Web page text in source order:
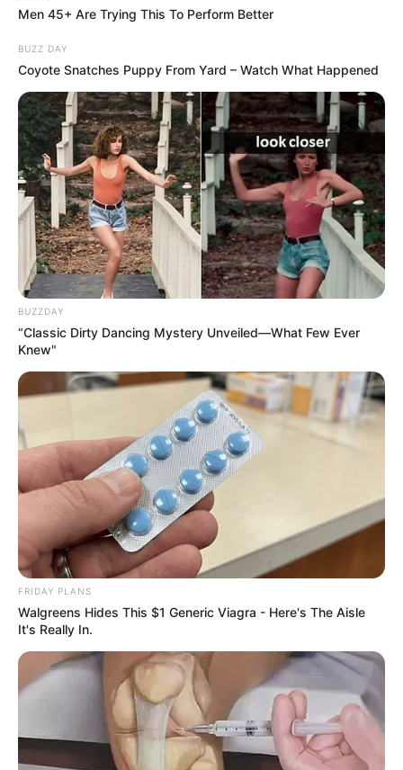
Men 45+ Are Trying This To Perform Better
BUZZ DAY
Coyote Snatches Puppy From Yard – Watch What Happened
BUZZDAY
“Classic Dirty Dancing Mystery Unveiled—What Few Ever
Knew"
FRIDAY PLANS
Walgreens Hides This $1 Generic Viagra - Here's The Aisle
It's Really In.